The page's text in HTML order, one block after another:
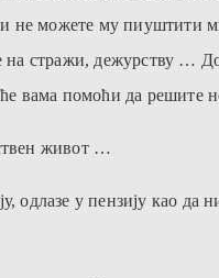
можете му пиуштити
на стражи, дежурству …
вама помоћи да решите
живот …
одлазе у пензију као да